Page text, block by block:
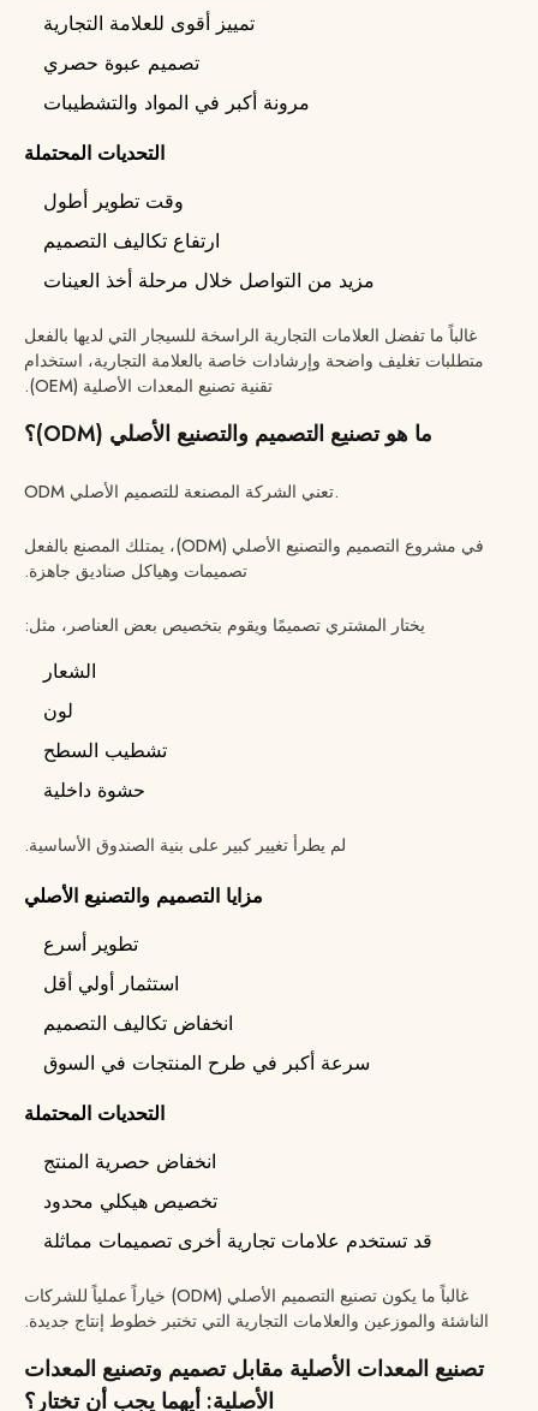
تمييز أقوى للعلامة التجارية
تصميم عبوة حصري
مرونة أكبر في المواد والتشطيبات
التحديات المحتملة
وقت تطوير أطول
ارتفاع تكاليف التصميم
مزيد من التواصل خلال مرحلة أخذ العينات
غالباً ما تفضل العلامات التجارية الراسخة للسيجار التي لديها بالفعل
متطلبات تغليف واضحة وإرشادات خاصة بالعلامة التجارية، استخدام
تقنية تصنيع المعدات الأصلية (OEM).
ما هو تصنيع التصميم والتصنيع الأصلي (ODM)؟
ODM تعني الشركة المصنعة للتصميم الأصلي.
في مشروع التصميم والتصنيع الأصلي (ODM)، يمتلك المصنع بالفعل
تصميمات وهياكل صناديق جاهزة.
يختار المشتري تصميمًا ويقوم بتخصيص بعض العناصر، مثل:
الشعار
لون
تشطيب السطح
حشوة داخلية
لم يطرأ تغيير كبير على بنية الصندوق الأساسية.
مزايا التصميم والتصنيع الأصلي
تطوير أسرع
استثمار أولي أقل
انخفاض تكاليف التصميم
سرعة أكبر في طرح المنتجات في السوق
التحديات المحتملة
انخفاض حصرية المنتج
تخصيص هيكلي محدود
قد تستخدم علامات تجارية أخرى تصميمات مماثلة
غالباً ما يكون تصنيع التصميم الأصلي (ODM) خياراً عملياً للشركات
الناشئة والموزعين والعلامات التجارية التي تختبر خطوط إنتاج جديدة.
تصنيع المعدات الأصلية مقابل تصميم وتصنيع المعدات
الأصلية: أيهما يجب أن تختار؟